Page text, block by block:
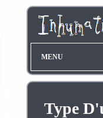
MENU
Type